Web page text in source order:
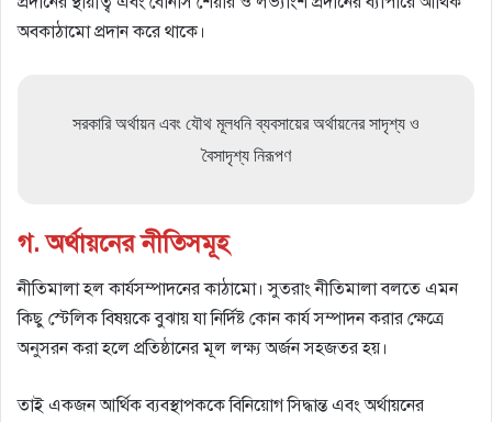
অবকাঠামাে প্রদান করে থাকে।
সরকারি অর্থায়ন এবং যৌথ মূলধনি ব্যবসায়ের অর্থায়নের সাদৃশ্য ও
বৈসাদৃশ্য নিরূপণ
গ. অর্থায়নের নীতিসমূহ
নীতিমালা হল কার্যসম্পাদনের কাঠামাে। সুতরাং নীতিমালা বলতে এমন
কিছু স্টেলিক বিষয়কে বুঝায় যা নির্দিষ্ট কোন কার্য সম্পাদন করার ক্ষেত্রে
অনুসরন করা হলে প্রতিষ্ঠানের মূল লক্ষ্য অর্জন সহজতর হয়।
তাই একজন আর্থিক ব্যবস্থাপককে বিনিয়ােগ সিদ্ধান্ত এবং অর্থায়নের